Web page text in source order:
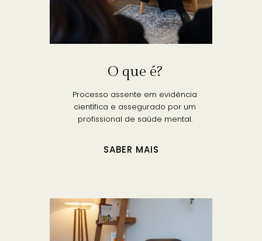
O que é?
Processo assente em evidência
científica e assegurado por um
profissional de saúde mental.
SABER MAIS